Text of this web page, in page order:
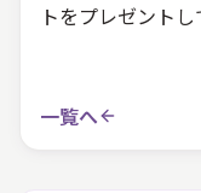
トをプレゼント
一覧へ